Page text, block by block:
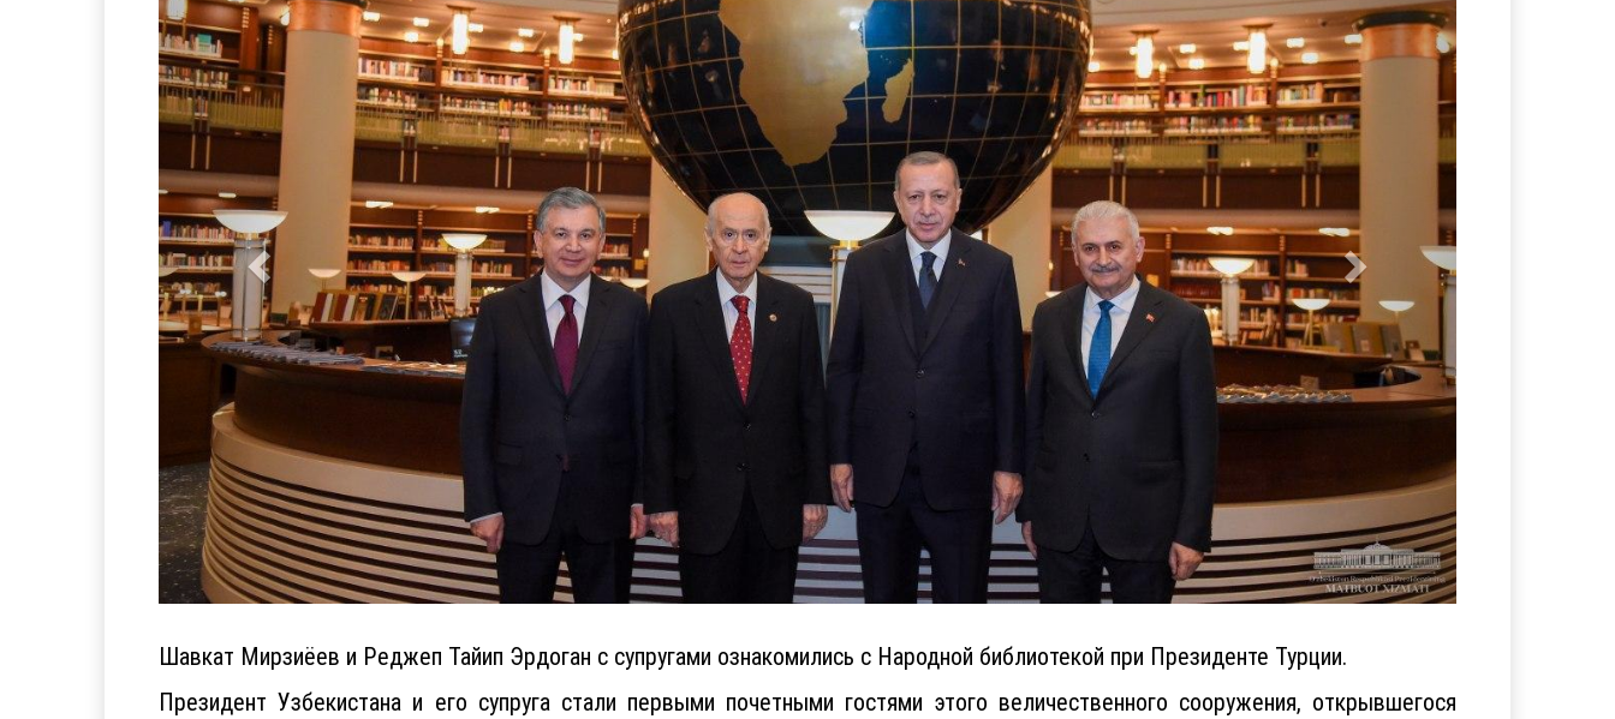
Шавкат Мирзиёев и Реджеп Тайип Эрдоган с супругами ознакомились с Народной библиотекой при Президенте Турции.
Президент Узбекистана и его супруга стали первыми почетными гостями этого величественного сооружения, открывшегося